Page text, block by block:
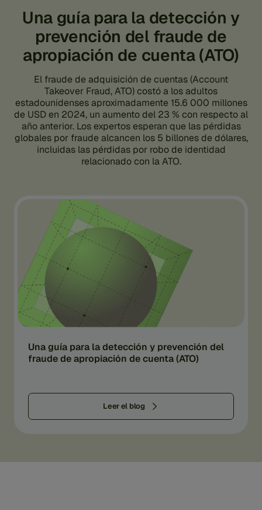
Una guía para la detección y
prevención del fraude de
apropiación de cuenta (ATO)
El fraude de adquisición de cuentas (Account
Takeover Fraud, ATO) costó a los adultos
estadounidenses aproximadamente 15.6 000 millones
de USD en 2024, un aumento del 23 % con respecto al
año anterior. Los expertos esperan que las pérdidas
globales por fraude alcancen los 5 billones de dólares,
incluidas las pérdidas por robo de identidad
relacionado con la ATO.
Una guía para la detección y prevención del
fraude de apropiación de cuenta (ATO)
Leer el blog